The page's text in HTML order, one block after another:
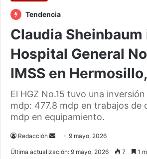
Tendencia
Claudia Sheinbaum
Hospital General
IMSS en
El HGZ No.15 tuvo una
mdp: 477.8 mdp en trabajos de
mdp en equipamiento.
Redacción
Send9 mayo, 2026
Última actualización: 9 mayo, 2026 7 1